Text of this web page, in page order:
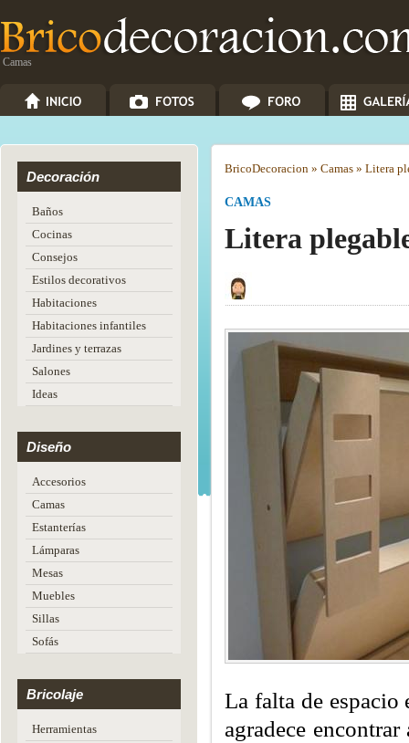
Camas
Decoración
Baños
Cocinas
Consejos
Estilos decorativos
Habitaciones
Habitaciones infantiles
Jardines y terrazas
Salones
Ideas
Diseño
Accesorios
Camas
Estanterías
Lámparas
Mesas
Muebles
Sillas
Sofás
Bricolaje
Herramientas
BricoDecoracion » Camas » Litera
CAMAS
Litera
La falta de espacio
agradece